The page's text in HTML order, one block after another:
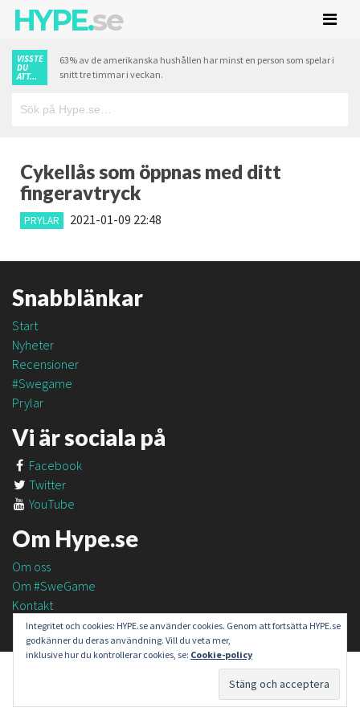
HYPE.se
VISSTE
DU
ATT...
63% av de amerikanska hushållen har minst en person som spelar i
snitt tre timmar i veckan.
Cykellås som öppnas med ditt
fingeravtryck
PRYLAR 2021-01-09 22:48
Snabblänkar
Start
Nyheter
Recensioner
#Swegame
Prylar
Vi är sociala på
Facebook
Twitter
YouTube
Om Hype.se
Om oss
Om #SweGame
Kontakt
Integritet och cookies: HYPE.se använder cookies. Genom att fortsätta HYPE.se
godkänner du deras användning. Vill du veta mer,
inklusive hur du kontrollerar cookies, se: Cookie-policy